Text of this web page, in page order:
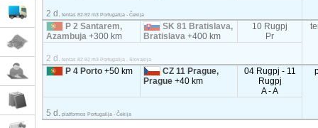
2 d. tentas 82-92 m3 Portugalija - Čekija
P 2 Santarem,
Azambuja+300 km
SK 81 Bratislava,
Bratislava+400 km
10 Rugpj
Pr
2 d. tentas 82-92 m3 Portugalija - Slovakija
P 4 Porto+50 km
CZ 11 Prague,
Prague+40 km
04 Rugpj - 11
Rugpj
A - A
5 d. platformos Portugalija - Čekija